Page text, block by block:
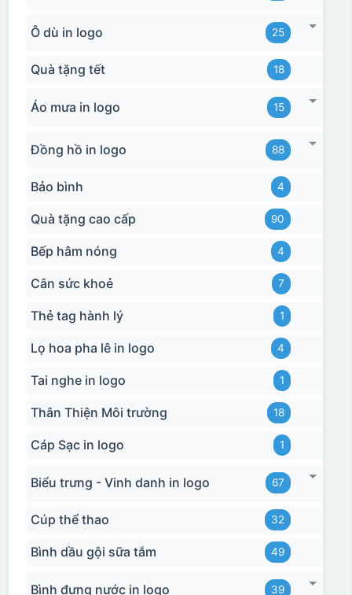
Bước 2: Dán decal lên gốm sứ
Để dán decal lên gốm
sứ, thợ sẽ cắt thủ công các miếng logo ra, sau đó thấp
nước và trượt nhẹ lên gốm sứ để tem decal dính tạm lên
đó bằng nước. Người thợ sẽ căn chỉnh bằng mắt thường
cho vị trí logo cân đối phù hợp, sau đó dùng miếng nhựa
Thợ đang căn chỉnh dán decal lên bát cơm
Ô dù in logo 25
Quà tặng tết 18
Áo mưa in logo 15
Đồng hồ in logo 88
Bảo bình 4
Quà tặng cao cấp 90
Bếp hâm nóng 4
Cân sức khoẻ 7
Thẻ tag hành lý 1
Lọ hoa pha lê in logo 4
Tai nghe in logo 1
Thân Thiện Môi trường 18
Cáp Sạc in logo 1
Biểu trưng - Vinh danh in logo 67
Cúp thể thao 32
Bình dầu gội sữa tắm 49
Bình đựng nước in logo 39